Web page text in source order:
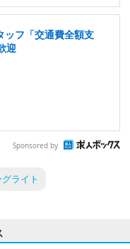
ッフ「交通費全額支
迎
Sponsored by
ライト